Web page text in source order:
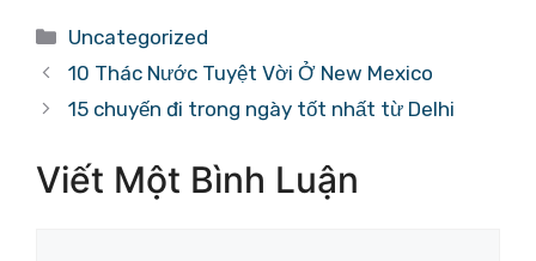
Danh
mục
Uncategorized
10 Thác Nước Tuyệt Vời Ở New Mexico
15 chuyến đi trong ngày tốt nhất từ ​​Delhi
Viết Một Bình Luận